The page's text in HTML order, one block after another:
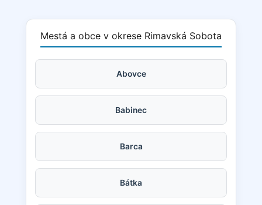
Mestá a obce v okrese Rimavská Sobota
Abovce
Babinec
Barca
Bátka